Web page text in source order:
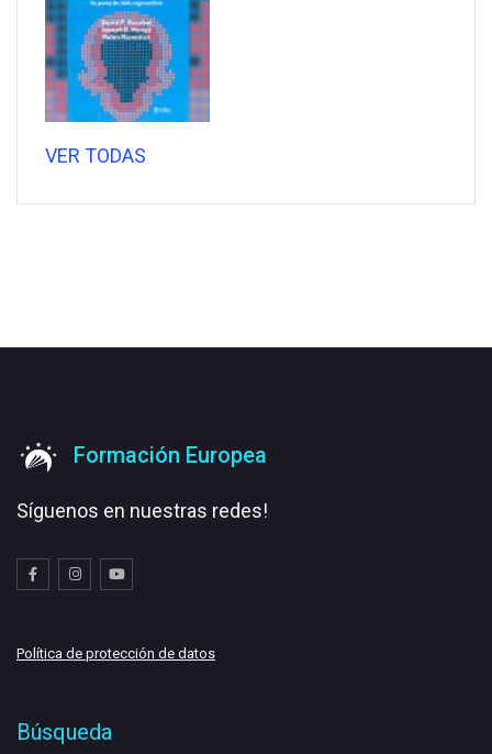
VER TODAS
Formación Europea
Síguenos en nuestras redes!
Política de protección de datos
Búsqueda